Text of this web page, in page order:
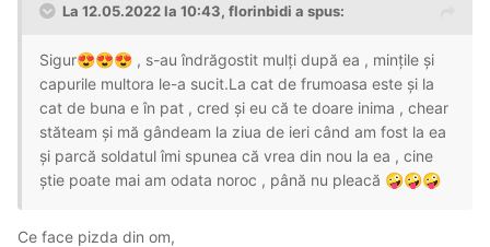
La 12.05.2022 la 10:43, florinbidi a spus:
Sigur😍😍😍 , s-au îndrăgostit mulți după ea , mințile și
capurile multora le-a sucit.La cat de frumoasa este și la
cat de buna e în pat , cred și eu că te doare inima , chear
stăteam și mă gândeam la ziua de ieri când am fost la ea
și parcă soldatul îmi spunea că vrea din nou la ea , cine
știe poate mai am odata noroc , până nu pleacă 🤪🤪🤪
Ce face pizda din om,